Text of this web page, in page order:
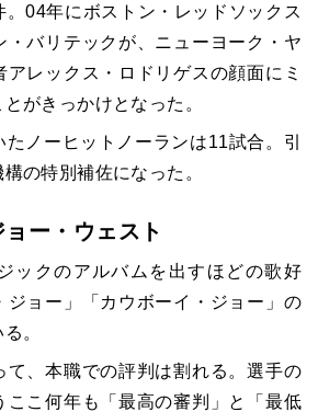
。04年にボストン・レッドソックス
・バリテックが、ニューヨーク・ヤ
アレックス・ロドリゲスの顔面にミ
がきっかけとなった。
ノーヒットノーランは11試合。引
の特別補佐になった。
ー・ウェスト
ックのアルバムを出すほどの歌好
ジョー」「カウボーイ・ジョー」の
。
て、本職での評判は割れる。選手の
ここ何年も「最高の審判」と「最低